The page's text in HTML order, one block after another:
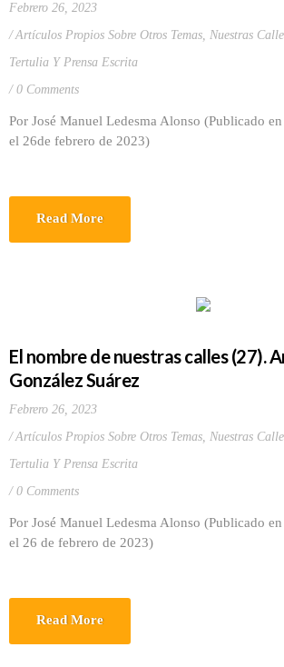
Febrero 26, 2023
Artículos Propios Sobre Otros Temas, Nuestras
Tertulia Y Prensa Escrita
0 Comments
Por José Manuel Ledesma Alonso (Publicado
el 26de febrero de 2023)
Read More
El nombre de nuestras calles (27).
González Suárez
Febrero 26, 2023
Artículos Propios Sobre Otros Temas, Nuestras
Tertulia Y Prensa Escrita
0 Comments
Por José Manuel Ledesma Alonso (Publicado
el 26 de febrero de 2023)
Read More